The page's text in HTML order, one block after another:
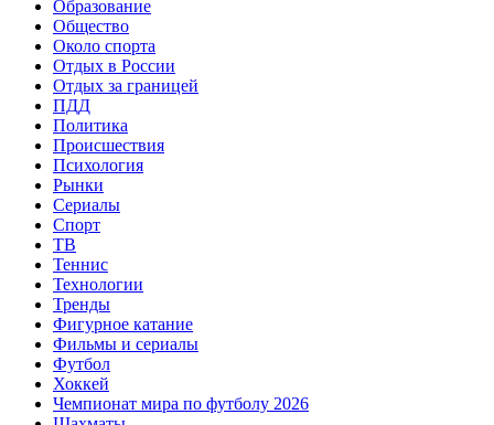
Образование
Общество
Около спорта
Отдых в России
Отдых за границей
ПДД
Политика
Происшествия
Психология
Рынки
Сериалы
Спорт
ТВ
Теннис
Технологии
Тренды
Фигурное катание
Фильмы и сериалы
Футбол
Хоккей
Чемпионат мира по футболу 2026